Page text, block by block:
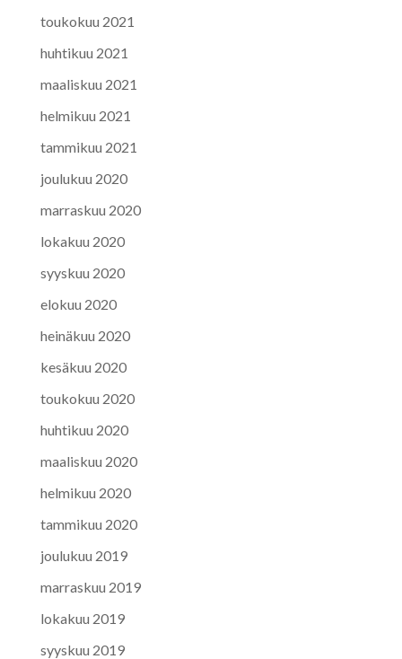
toukokuu 2021
huhtikuu 2021
maaliskuu 2021
helmikuu 2021
tammikuu 2021
joulukuu 2020
marraskuu 2020
lokakuu 2020
syyskuu 2020
elokuu 2020
heinäkuu 2020
kesäkuu 2020
toukokuu 2020
huhtikuu 2020
maaliskuu 2020
helmikuu 2020
tammikuu 2020
joulukuu 2019
marraskuu 2019
lokakuu 2019
syyskuu 2019